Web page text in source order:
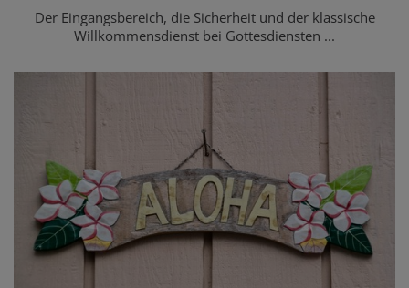
Der Eingangsbereich, die Sicherheit und der klassische
Willkommensdienst bei Gottesdiensten ...